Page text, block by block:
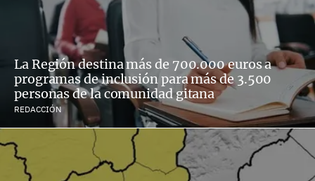
La Región destina más de 700.000 euros a
programas de inclusión para más de 3.500
personas de la comunidad gitana
REDACCIÓN